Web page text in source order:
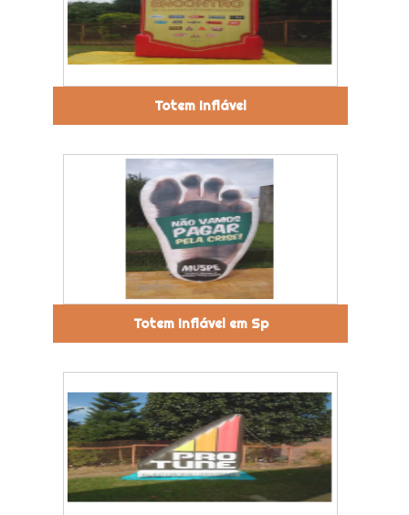
Totem Inflável
Totem Inflável em Sp